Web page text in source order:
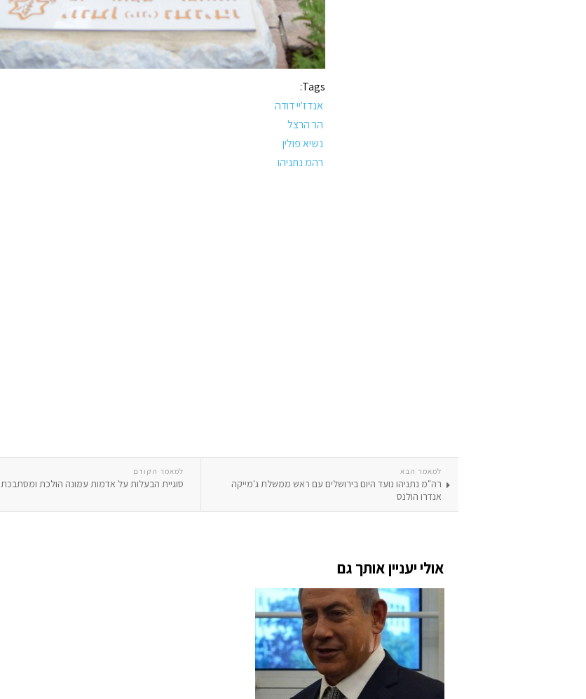
Tags:
אנדז'יי דודה
הר הרצל
נשיא פולין
רהמ נתניהו
למאמר הקודם
סוגיית הבעלות על אדמות עמונה הולכת ומסתבכת
למאמר הבא
רה"מ נתניהו נועד היום בירושלים עם ראש ממשלת ג'מייקה
אנדרו הולנס
אולי יעניין אותך גם